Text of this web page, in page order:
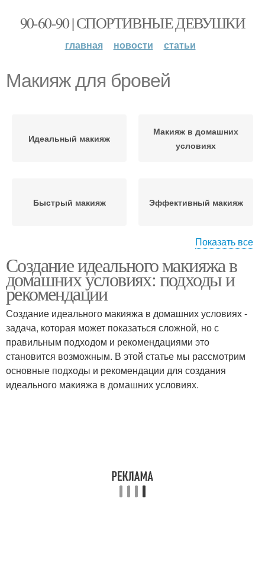
90-60-90 | СПОРТИВНЫЕ ДЕВУШКИ
главная новости статьи
Макияж для бровей
Идеальный макияж
Макияж в домашних
условиях
Быстрый макияж Эффективный макияж
Макияж для глаз Красивый макияж
Макияж для носа Макияж для щёк
Показать все
Создание идеального макияжа в
домашних условиях: подходы и
рекомендации
Создание идеального макияжа в домашних условиях -
задача, которая может показаться сложной, но с
правильным подходом и рекомендациями это
становится возможным. В этой статье мы рассмотрим
основные подходы и рекомендации для создания
идеального макияжа в домашних условиях.